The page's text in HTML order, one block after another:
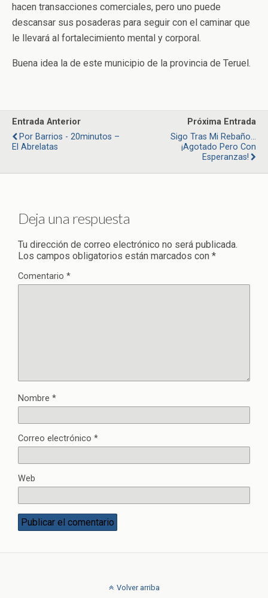
hacen transacciones comerciales, pero uno puede
descansar sus posaderas para seguir con el caminar que
le llevará al fortalecimiento mental y corporal.
Buena idea la de este municipio de la provincia de Teruel.
Entrada Anterior
Por Barrios - 20minutos –
El Abrelatas
Próxima Entrada
Sigo Tras Mi Rebaño…
¡Agotado Pero Con
Esperanzas!
Deja una respuesta
Tu dirección de correo electrónico no será publicada.
Los campos obligatorios están marcados con *
Comentario *
Nombre *
Correo electrónico *
Web
Volver arriba